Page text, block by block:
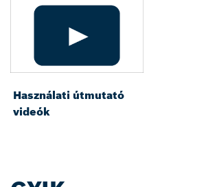
Használati útmutató
videók